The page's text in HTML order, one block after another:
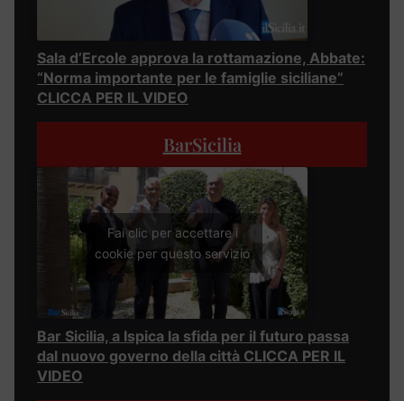
Sala d’Ercole approva la rottamazione, Abbate:
“Norma importante per le famiglie siciliane”
CLICCA PER IL VIDEO
BarSicilia
Fai clic per accettare i
cookie per questo servizio
Bar Sicilia, a Ispica la sfida per il futuro passa
dal nuovo governo della città CLICCA PER IL
VIDEO